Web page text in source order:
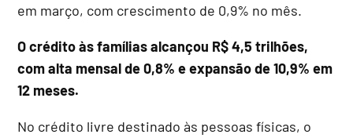
em março, com crescimento de 0,9% no mês.
O crédito às famílias alcançou R$ 4,5 trilhões,
com alta mensal de 0,8% e expansão de 10,9% em
12 meses.
No crédito livre destinado às pessoas físicas, o